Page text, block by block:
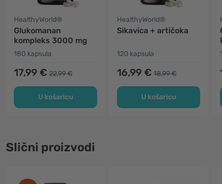
HealthyWorld®
Glukomanan
kompleks 3000 mg
180 kapsula
17,99 € 22,99 €
U košaricu
HealthyWorld®
Sikavica + artičoka
120 kapsula
16,99 € 18,99 €
U košaricu
Slični proizvodi